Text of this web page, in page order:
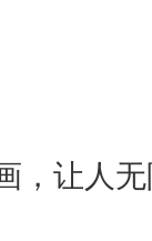
，让人